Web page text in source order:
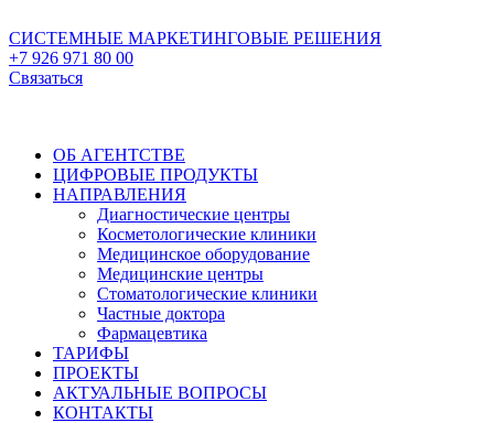
СИСТЕМНЫЕ МАРКЕТИНГОВЫЕ РЕШЕНИЯ
+7 926 971 80 00
Связаться
ОБ АГЕНТСТВЕ
ЦИФРОВЫЕ ПРОДУКТЫ
НАПРАВЛЕНИЯ
Диагностические центры
Косметологические клиники
Медицинское оборудование
Медицинские центры
Стоматологические клиники
Частные доктора
Фармацевтика
ТАРИФЫ
ПРОЕКТЫ
АКТУАЛЬНЫЕ ВОПРОСЫ
КОНТАКТЫ